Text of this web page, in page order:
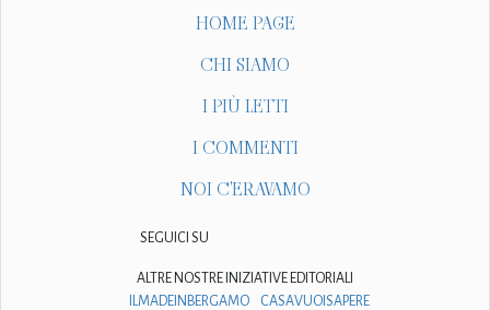
HOME PAGE
CHI SIAMO
I PIÙ LETTI
I COMMENTI
NOI C'ERAVAMO
SEGUICI SU
ALTRE NOSTRE INIZIATIVE EDITORIALI
ILMADEINBERGAMO
CASAVUOISAPERE